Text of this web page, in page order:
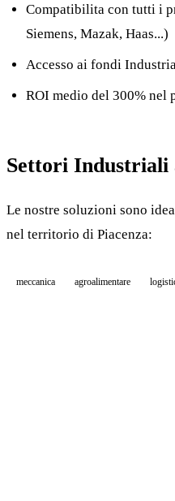
Compatibilita con tutti i
Siemens, Mazak, Haas...)
Accesso ai fondi
ROI medio del 300% nel
Settori Industriali
Le nostre soluzioni sono
nel territorio di Piacenza:
meccanica agroalimentare